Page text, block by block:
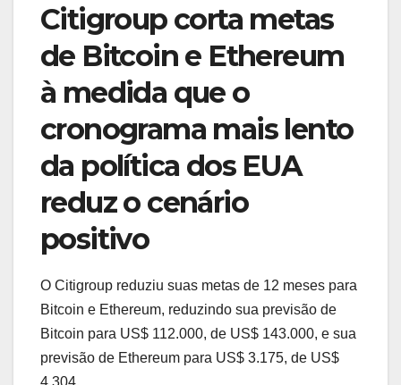
Citigroup corta metas
de Bitcoin e Ethereum
à medida que o
cronograma mais lento
da política dos EUA
reduz o cenário
positivo
O Citigroup reduziu suas metas de 12 meses para
Bitcoin e Ethereum, reduzindo sua previsão de
Bitcoin para US$ 112.000, de US$ 143.000, e sua
previsão de Ethereum para US$ 3.175, de US$
4.304.